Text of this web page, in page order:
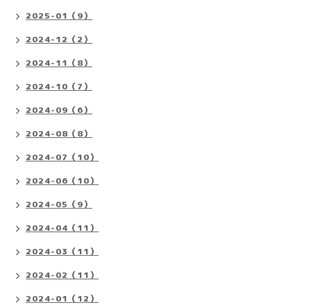
2025-01（9）
2024-12（2）
2024-11（8）
2024-10（7）
2024-09（6）
2024-08（8）
2024-07（10）
2024-06（10）
2024-05（9）
2024-04（11）
2024-03（11）
2024-02（11）
2024-01（12）